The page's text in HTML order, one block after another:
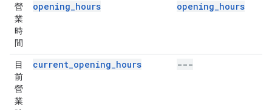
營
業
時
間
opening_hours opening_hours
目
前
營
業
current_opening_hours ---